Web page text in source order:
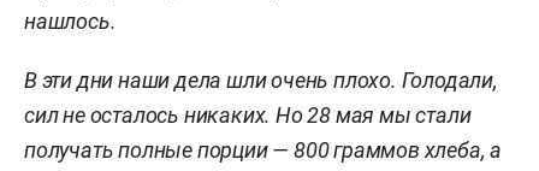
нашлось.
В эти дни наши дела шли очень плохо. Голодали,
сил не осталось никаких. Но 28 мая мы стали
получать полные порции— 800 граммов хлеба, а